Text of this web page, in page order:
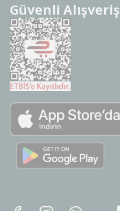
Güvenli Alışveriş